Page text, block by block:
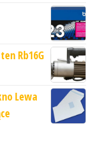
Rb16G
Lewa